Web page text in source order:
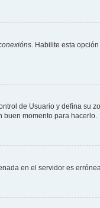
. Habilite esta
de Usuario y defina su
buen momento para hacerlo.
en el servidor es